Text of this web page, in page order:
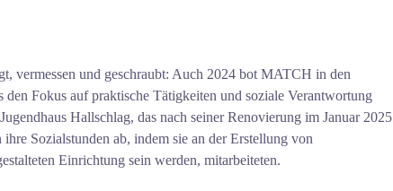
vermessen und geschraubt: Auch 2024 bot MATCH in den
den Fokus auf praktische Tätigkeiten und soziale Verantwortung
Hallschlag, das nach seiner Renovierung im Januar 2025
Sozialstunden ab, indem sie an der Erstellung von
Einrichtung sein werden, mitarbeiteten.